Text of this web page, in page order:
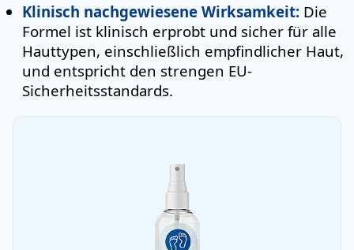
Klinisch nachgewiesene Wirksamkeit: Die
Formel ist klinisch erprobt und sicher für alle
Hauttypen, einschließlich empfindlicher Haut,
und entspricht den strengen EU-
Sicherheitsstandards.